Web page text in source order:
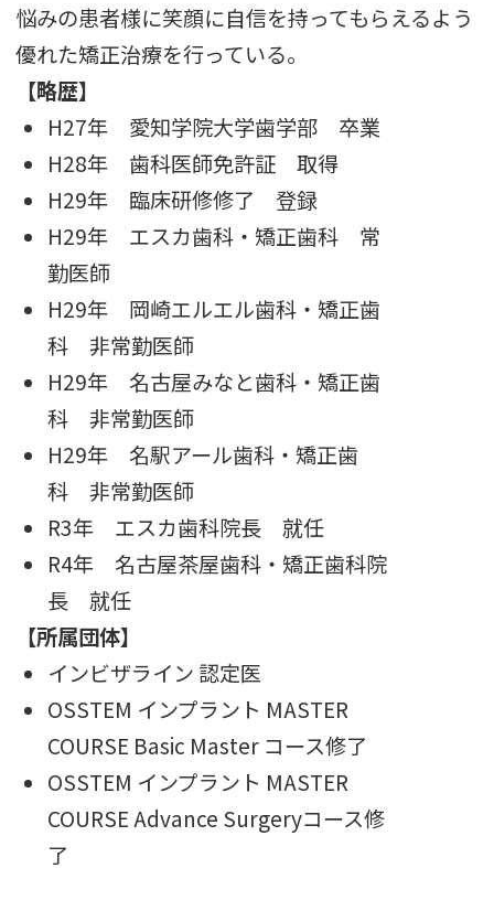
悩みの患者様に笑顔に自信を持ってもらえるよう
優れた矯正治療を行っている。
【略歴】
H27年 愛知学院大学歯学部 卒業
H28年 歯科医師免許証 取得
H29年 臨床研修修了 登録
H29年 エスカ歯科・矯正歯科 常
勤医師
H29年 岡崎エルエル歯科・矯正歯
科 非常勤医師
H29年 名古屋みなと歯科・矯正歯
科 非常勤医師
H29年 名駅アール歯科・矯正歯
科 非常勤医師
R3年 エスカ歯科院長 就任
R4年 名古屋茶屋歯科・矯正歯科院
長 就任
【所属団体】
インビザライン 認定医
OSSTEM インプラント MASTER
COURSE Basic Master コース修了
OSSTEM インプラント MASTER
COURSE Advance Surgeryコース修
了